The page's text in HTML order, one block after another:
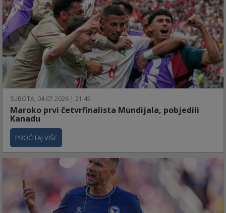
SUBOTA, 04.07.2026 | 21:45
Maroko prvi četvrfinalista Mundijala, pobjedili
Kanadu
PROČITAJ VIŠE